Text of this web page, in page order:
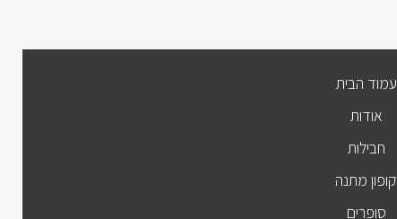
עמוד הבית
אודות
חבילות
קופון מתנה
סופרים